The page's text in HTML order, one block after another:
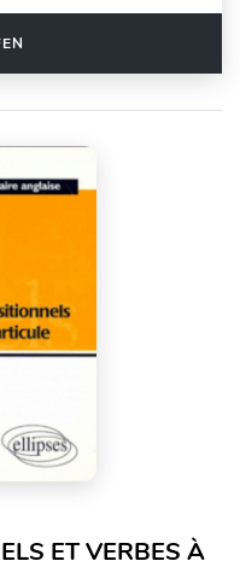
ET VERBES À